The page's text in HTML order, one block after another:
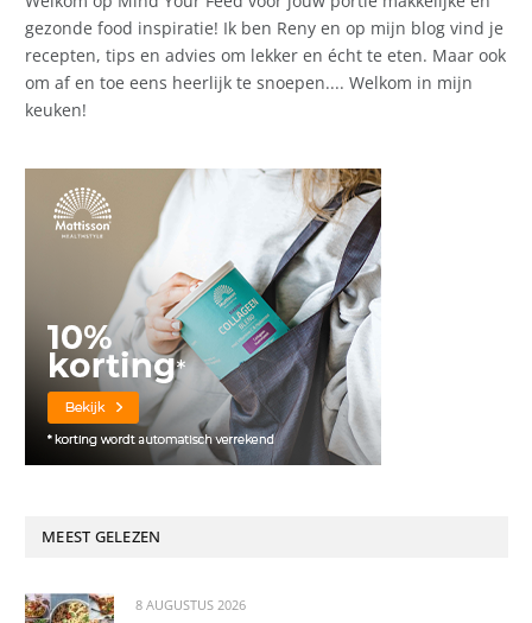
gezonde food inspiratie! Ik ben Reny en op mijn blog vind je
recepten, tips en advies om lekker en écht te eten. Maar ook
om af en toe eens heerlijk te snoepen.... Welkom in mijn
keuken!
MEEST GELEZEN
8 AUGUSTUS 2026